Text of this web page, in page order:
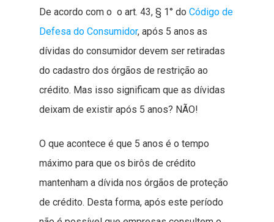
De acordo com o o art. 43, § 1° do Código de
Defesa do Consumidor, após 5 anos as
dívidas do consumidor devem ser retiradas
do cadastro dos órgãos de restrição ao
crédito. Mas isso significam que as dívidas
deixam de existir após 5 anos? NÃO!
O que acontece é que 5 anos é o tempo
máximo para que os birôs de crédito
mantenham a dívida nos órgãos de proteção
de crédito. Desta forma, após este período